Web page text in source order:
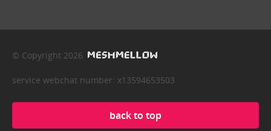
© Copyright 2026
service webchat number: x13594653503
back to top